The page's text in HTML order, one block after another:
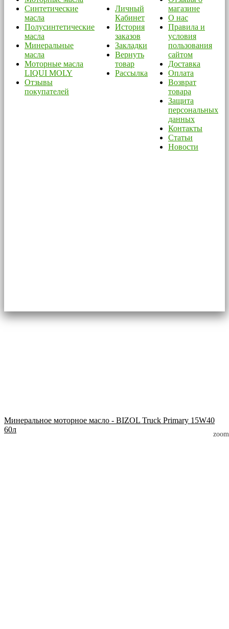
zoom
Синтетические
масла
Полусинтетические
масла
Минеральные
масла
Моторные масла
LIQUI MOLY
Отзывы
покупателей
Личный
Кабинет
История
заказов
Закладки
Вернуть
товар
Рассылка
магазине
О нас
Правила и
условия
пользования
сайтом
Доставка
Оплата
Возврат
товара
Защита
персональных
данных
Контакты
Статьи
Новости
Минеральное моторное масло - BIZOL Truck Primary 15W40
60л